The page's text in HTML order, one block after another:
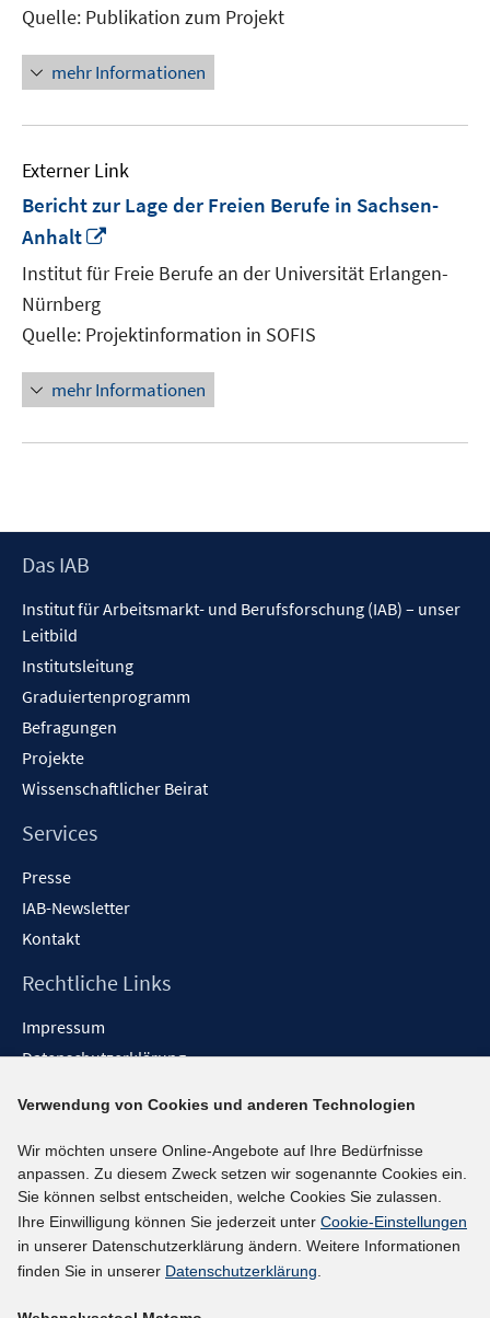
Quelle: Publikation zum Projekt
mehr Informationen
Externer Link
Bericht zur Lage der Freien Berufe in Sachsen-
Anhalt
neuem
Fenster
Institut für Freie Berufe an der Universität Erlangen-
Nürnberg
Quelle: Projektinformation in SOFIS
mehr Informationen
Footer
Das IAB
Institut für Arbeitsmarkt- und Berufsforschung (IAB) – unser
Leitbild
Institutsleitung
Graduiertenprogramm
Befragungen
Projekte
Wissenschaftlicher Beirat
Services
Presse
IAB-Newsletter
Kontakt
Rechtliche Links
Impressum
Datenschutzerklärung
Barrieren melden
Social-Media-Kanäle
BlueSky
YouTube
LinkedIn
Verwendung von Cookies und anderen Technologien
Wir möchten unsere Online-Angebote auf Ihre Bedürfnisse
anpassen. Zu diesem Zweck setzen wir sogenannte Cookies ein.
Sie können selbst entscheiden, welche Cookies Sie zulassen.
Ihre Einwilligung können Sie jederzeit unter Cookie-Einstellungen
in unserer Datenschutzerklärung ändern. Weitere Informationen
finden Sie in unserer Datenschutzerklärung.